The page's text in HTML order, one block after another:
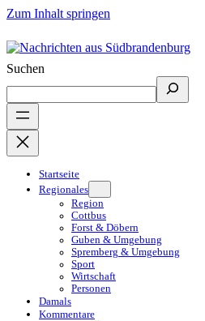
Zum Inhalt springen
Suchen
Startseite
Regionales
Region
Cottbus
Forst & Döbern
Guben & Umgebung
Spremberg & Umgebung
Sport
Wirtschaft
Personen
Damals
Kommentare